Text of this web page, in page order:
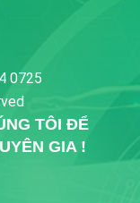
0725
TÔI ĐỂ
GIA !